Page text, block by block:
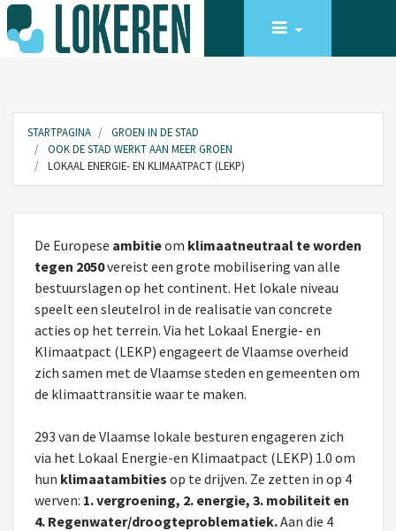
STARTPAGINA
GROEN IN DE STAD
OOK DE STAD WERKT AAN MEER GROEN
LOKAAL ENERGIE- EN KLIMAATPACT (LEKP)
De Europese ambitieom klimaatneutraal te worden
tegen 2050vereist een grote mobilisering van alle
bestuurslagen op het continent. Het lokale niveau
speelt een sleutelrol in de realisatie van concrete
acties op het terrein. Via het Lokaal Energie- en
Klimaatpact (LEKP) engageert de Vlaamse overheid
zich samen met de Vlaamse steden en gemeenten om
de klimaattransitie waar te maken.​​​​​​
293 van de Vlaamse lokale besturen engageren zich
via het Lokaal Energie-en Klimaatpact (LEKP) 1.0 om
hun klimaatambities op te drijven. Ze zetten in op 4
werven: 1. vergroening, 2. energie, 3. mobiliteit en
4. Regenwater/droogteproblematiek.Aan die 4